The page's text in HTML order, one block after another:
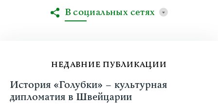
НЕДАВНИЕ ПУБЛИКАЦИИ
История «Голубки» – культурная
дипломатия в Швейцарии
В социальных сетях